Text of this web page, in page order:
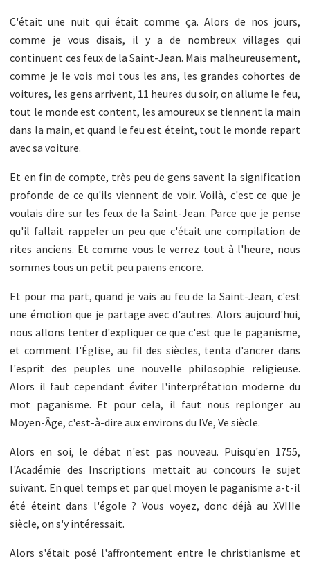
C'était une nuit qui était comme ça. Alors de nos jours,
comme je vous disais, il y a de nombreux villages qui
continuent ces feux de la Saint-Jean. Mais malheureusement,
comme je le vois moi tous les ans, les grandes cohortes de
voitures, les gens arrivent, 11 heures du soir, on allume le feu,
tout le monde est content, les amoureux se tiennent la main
dans la main, et quand le feu est éteint, tout le monde repart
avec sa voiture.
Et en fin de compte, très peu de gens savent la signification
profonde de ce qu'ils viennent de voir. Voilà, c'est ce que je
voulais dire sur les feux de la Saint-Jean. Parce que je pense
qu'il fallait rappeler un peu que c'était une compilation de
rites anciens. Et comme vous le verrez tout à l'heure, nous
sommes tous un petit peu païens encore.
Et pour ma part, quand je vais au feu de la Saint-Jean, c'est
une émotion que je partage avec d'autres. Alors aujourd'hui,
nous allons tenter d'expliquer ce que c'est que le paganisme,
et comment l'Église, au fil des siècles, tenta d'ancrer dans
l'esprit des peuples une nouvelle philosophie religieuse.
Alors il faut cependant éviter l'interprétation moderne du
mot paganisme. Et pour cela, il faut nous replonger au
Moyen-Âge, c'est-à-dire aux environs du IVe, Ve siècle.
Alors en soi, le débat n'est pas nouveau. Puisqu'en 1755,
l'Académie des Inscriptions mettait au concours le sujet
suivant. En quel temps et par quel moyen le paganisme a-t-il
été éteint dans l'égole ? Vous voyez, donc déjà au XVIIIe
siècle, on s'y intéressait.
Alors s'était posé l'affrontement entre le christianisme et